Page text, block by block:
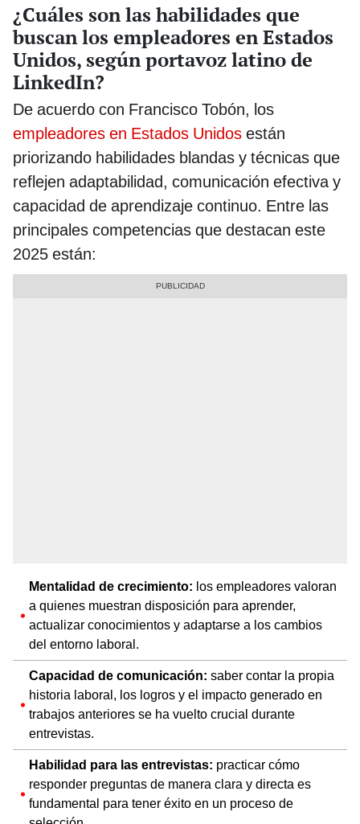
¿Cuáles son las habilidades que
buscan los empleadores en Estados
Unidos, según portavoz latino de
LinkedIn?
De acuerdo con Francisco Tobón, los
empleadores en Estados Unidos están
priorizando habilidades blandas y técnicas que
reflejen adaptabilidad, comunicación efectiva y
capacidad de aprendizaje continuo. Entre las
principales competencias que destacan este
2025 están:
Mentalidad de crecimiento: los empleadores valoran
a quienes muestran disposición para aprender,
actualizar conocimientos y adaptarse a los cambios
del entorno laboral.
Capacidad de comunicación: saber contar la propia
historia laboral, los logros y el impacto generado en
trabajos anteriores se ha vuelto crucial durante
entrevistas.
Habilidad para las entrevistas: practicar cómo
responder preguntas de manera clara y directa es
fundamental para tener éxito en un proceso de